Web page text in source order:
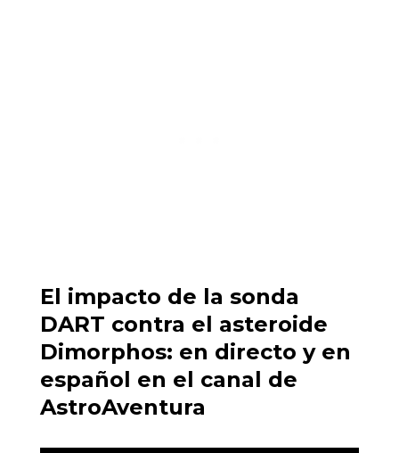
El impacto de la sonda
DART contra el asteroide
Dimorphos: en directo y en
español en el canal de
AstroAventura